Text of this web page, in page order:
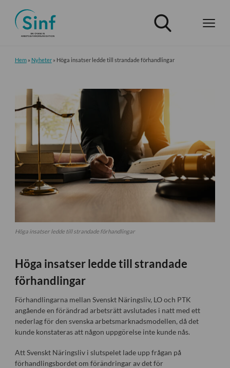
Hem» Nyheter» Höga insatser ledde till strandade förhandlingar
Höga insatser ledde till strandade förhandlingar
Höga insatser ledde till strandade
förhandlingar
Förhandlingarna mellan Svenskt Näringsliv, LO och PTK
angående en förändrad arbetsrätt avslutades i natt med ett
nederlag för den svenska arbetsmarknadsmodellen, då det
kunde konstateras att någon uppgörelse inte kunde nås.
Att Svenskt Näringsliv i slutspelet lade upp frågan på
förhandlingsbordet om förändringar av det för